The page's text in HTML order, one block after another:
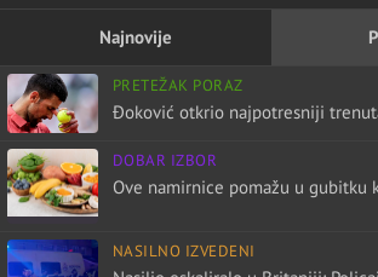
Najnovije
PRETEŽAK PORAZ
Đoković otkrio najpotresniji
DOBAR IZBOR
Ove namirnice pomažu u gubitku
NASILNO IZVEDENI